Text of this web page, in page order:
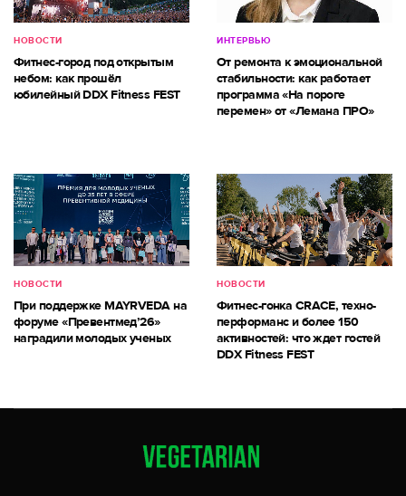
НОВОСТИ
Фитнес-город под открытым
небом: как прошёл
юбилейный DDX Fitness FEST
ИНТЕРВЬЮ
От ремонта к эмоциональной
стабильности: как работает
программа «На пороге
перемен» от «Лемана ПРО»
НОВОСТИ
При поддержке MAYRVEDA на
форуме «Превентмед’26»
наградили молодых ученых
НОВОСТИ
Фитнес-гонка CRACE, техно-
перформанс и более 150
активностей: что ждет гостей
DDX Fitness FEST